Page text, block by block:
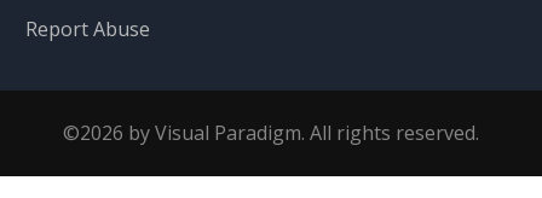
Report Abuse
©2026 by Visual Paradigm. All rights reserved.